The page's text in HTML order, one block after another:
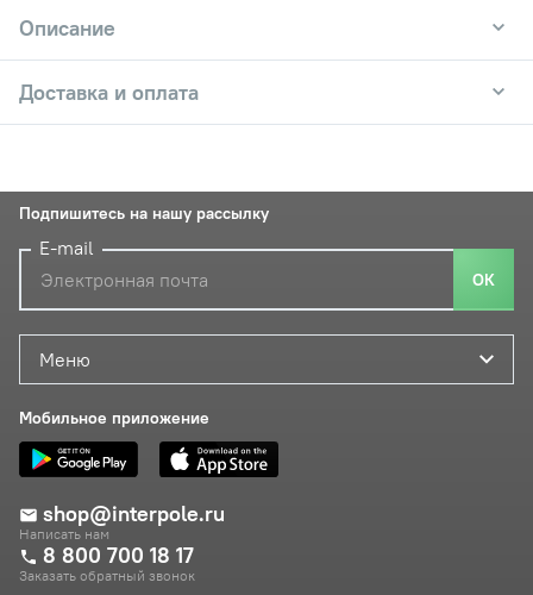
Описание
Доставка и оплата
Меню
Мобильное приложение
shop@interpole.ru
Написать нам
8 800 700 18 17
Заказать обратный звонок
Подпишитесь на нашу рассылку
E-mail
ОК